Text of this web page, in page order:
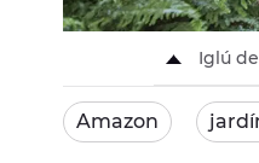
Iglú
Amazon